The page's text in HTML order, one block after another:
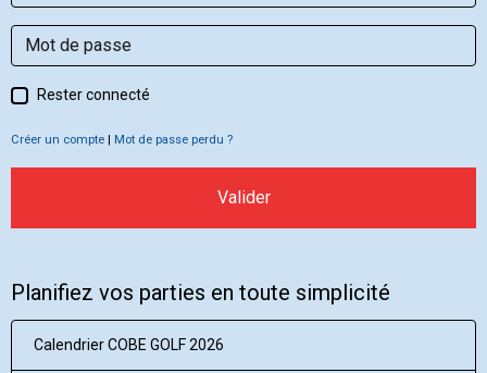
Rester connecté
Créer un compte | Mot de passe perdu ?
Valider
Planifiez vos parties en toute simplicité
Calendrier COBE GOLF 2026